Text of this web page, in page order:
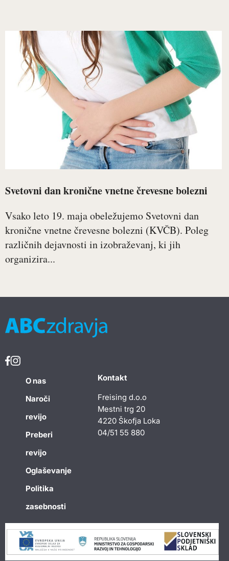
Svetovni dan kronične vnetne črevesne bolezni
Vsako leto 19. maja obeležujemo Svetovni dan
kronične vnetne črevesne bolezni (KVČB). Poleg
različnih dejavnosti in izobraževanj, ki jih
organizira...
O nas
Naroči
revijo
Preberi
revijo
Oglaševanje
Politika
zasebnosti
Kontakt
Freising d.o.o
Mestni trg 20
4220 Škofja Loka
04/51 55 880